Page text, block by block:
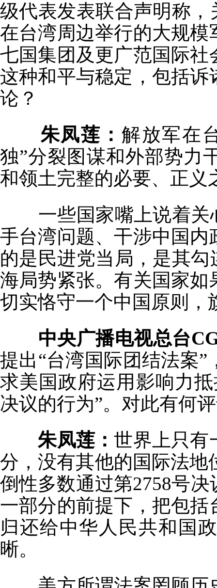
级代表发表联合声明称
在台湾周边举行的大规
七国集团及更广范国际
这种和平与稳定，包括
论？
朱凤莲： 解放军在
独”分裂图谋和外部势力
和领土完整的必要、正义
一些国家嘴上说着关
手台湾问题、干涉中国
的是民进党当局，是其
海局势紧张。有关国家
切实恪守一个中国原则，
中央广播电视总台
提出“台湾国际团结法案
求美国政府运用影响力
决议的行为”。对此有何
朱凤莲：世界上只有
分，没有其他的国际法地
倒性多数通过第2758号
一部分的前提下，把包
归还给中华人民共和国
晰。